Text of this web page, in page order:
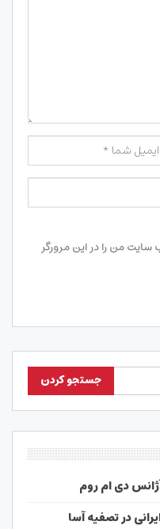
سایت من را در این مرورگر
دی ام روم
در تصفیه آسا